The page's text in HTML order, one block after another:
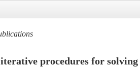
procedures for